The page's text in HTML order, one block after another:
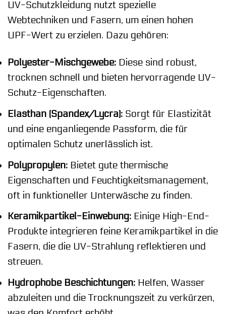
UV-Schutzkleidung nutzt spezielle
Webtechniken und Fasern, um einen hohen
UPF-Wert zu erzielen. Dazu gehören:
Polyester-Mischgewebe: Diese sind robust,
trocknen schnell und bieten hervorragende UV-
Schutz-Eigenschaften.
Elasthan (Spandex/Lycra): Sorgt für Elastizität
und eine enganliegende Passform, die für
optimalen Schutz unerlässlich ist.
Polypropylen: Bietet gute thermische
Eigenschaften und Feuchtigkeitsmanagement,
oft in funktioneller Unterwäsche zu finden.
Keramikpartikel-Einwebung: Einige High-End-
Produkte integrieren feine Keramikpartikel in die
Fasern, die die UV-Strahlung reflektieren und
streuen.
Hydrophobe Beschichtungen: Helfen, Wasser
abzuleiten und die Trocknungszeit zu verkürzen,